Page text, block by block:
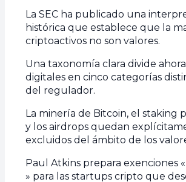
La SEC ha publicado una
histórica que establece que la
criptoactivos no son valores.
Una taxonomía clara divide
digitales en cinco categorías
del regulador.
La minería de Bitcoin, el staking
y los airdrops quedan
excluidos del ámbito de los
Paul Atkins prepara exenciones
» para las startups cripto que